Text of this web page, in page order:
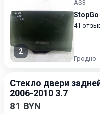
2
AS3
StopGo
41
Гродно
Стекло двери
2006-2010 3.7
81 BYN